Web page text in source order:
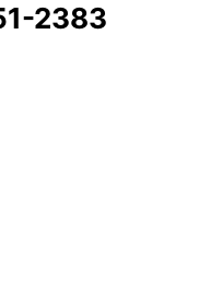
2383